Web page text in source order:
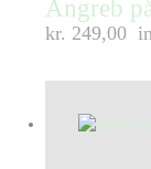
Angreb
kr. 249,00